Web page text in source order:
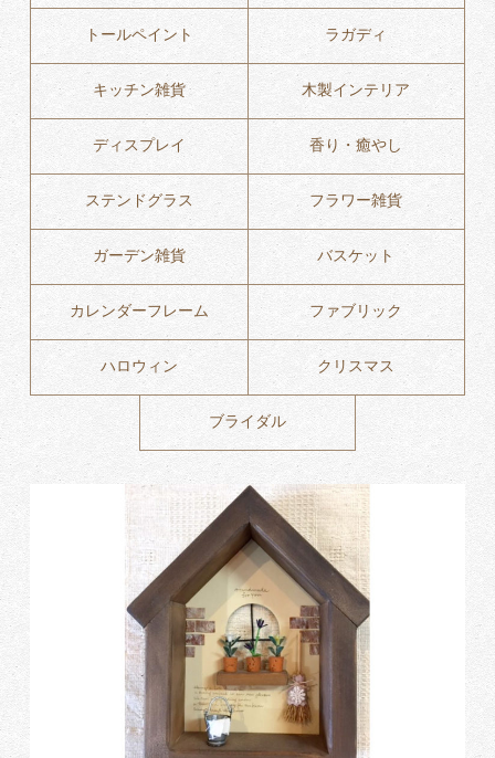
トールペイント ラガディ
キッチン雑貨 木製インテリア
ディスプレイ 香り・癒やし
ステンドグラス フラワー雑貨
ガーデン雑貨 バスケット
カレンダーフレーム ファブリック
ハロウィン クリスマス
ブライダル